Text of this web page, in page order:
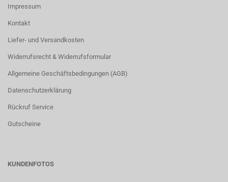
Impressum
Kontakt
Liefer- und Versandkosten
Widerrufsrecht & Widerrufsformular
Allgemeine Geschäftsbedingungen (AGB)
Datenschutzerklärung
Rückruf Service
Gutscheine
KUNDENFOTOS